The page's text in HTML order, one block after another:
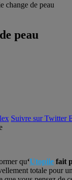
change de peau
peau
Suivre sur Twitter
qu‘Utopiie fait
totale pour